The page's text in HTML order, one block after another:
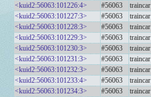
<kuid2:56063:101226:4>
#56063 traincar
<kuid2:56063:101227:3>
#56063 traincar
<kuid2:56063:101228:3>
#56063 traincar
<kuid2:56063:101229:3>
#56063 traincar
<kuid2:56063:101230:3>
#56063 traincar
<kuid2:56063:101231:3>
#56063 traincar
<kuid2:56063:101232:3>
#56063 traincar
<kuid2:56063:101233:4>
#56063 traincar
<kuid2:56063:101234:3>
#56063 traincar